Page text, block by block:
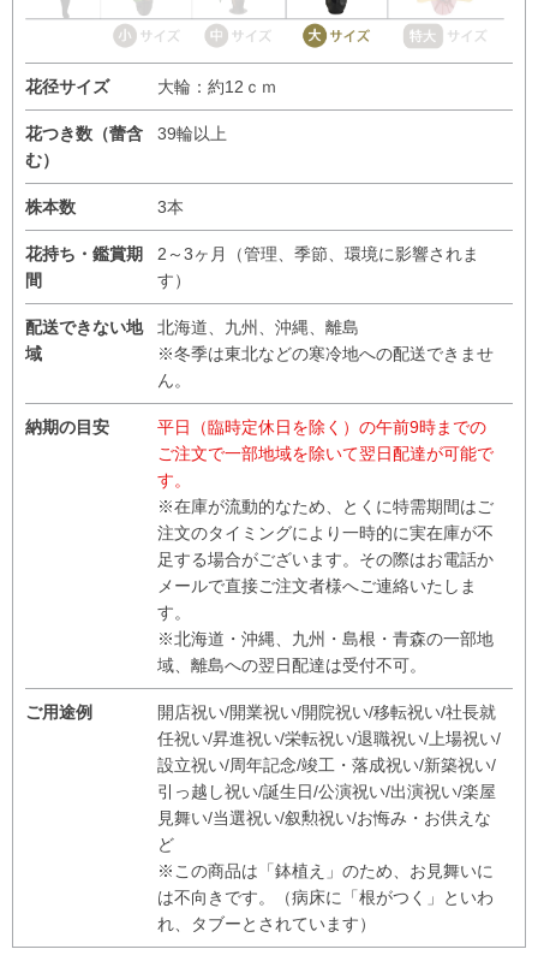
花径サイズ 大輪：約12ｃｍ
花つき数（蕾含
む）
39輪以上
株本数 3本
花持ち・鑑賞期
間
2～3ヶ月（管理、季節、環境に影響されま
す）
配送できない地
域
北海道、九州、沖縄、離島
※冬季は東北などの寒冷地への配送できませ
ん。
納期の目安
平日（臨時定休日を除く）の午前9時までの
ご注文で一部地域を除いて翌日配達が可能で
す。
※在庫が流動的なため、とくに特需期間はご
注文のタイミングにより一時的に実在庫が不
足する場合がございます。その際はお電話か
メールで直接ご注文者様へご連絡いたしま
す。
※北海道・沖縄、九州・島根・青森の一部地
域、離島への翌日配達は受付不可。
ご用途例
開店祝い/開業祝い/開院祝い/移転祝い/社長就
任祝い/昇進祝い/栄転祝い/退職祝い/上場祝い/
設立祝い/周年記念/竣工・落成祝い/新築祝い/
引っ越し祝い/誕生日/公演祝い/出演祝い/楽屋
見舞い/当選祝い/叙勲祝い/お悔み・お供えな
ど
※この商品は「鉢植え」のため、お見舞いに
は不向きです。（病床に「根がつく」といわ
れ、タブーとされています）